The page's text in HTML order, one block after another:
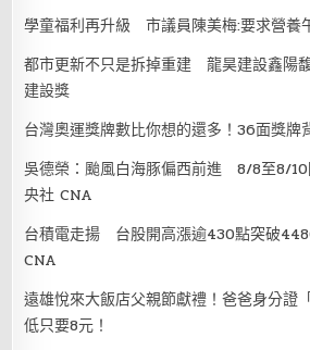
學童福利再升級 市議員陳美梅:要求營養
都市更新不只是拆掉重建 龍昊建設鑫陽
建設獎
台灣奧運獎牌數比你想的還多！36面獎牌
吳德榮：颱風白海豚偏西前進 8/8至8/
央社 CNA
台積電走揚 台股開高漲逾430點突破
CNA
遠雄悅來大飯店父親節獻禮！爸爸身分證
低只要8元！